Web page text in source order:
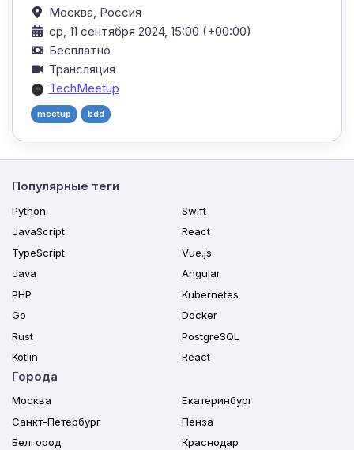
Москва, Россия
ср, 11 сентября 2024, 15:00 (+00:00)
Бесплатно
Трансляция
TechMeetup
meetup bdd
Популярные теги
Python
JavaScript
TypeScript
Java
PHP
Go
Rust
Kotlin
Swift
React
Vue.js
Angular
Kubernetes
Docker
PostgreSQL
React
Города
Москва
Санкт-Петербург
Белгород
Екатеринбург
Пенза
Краснодар